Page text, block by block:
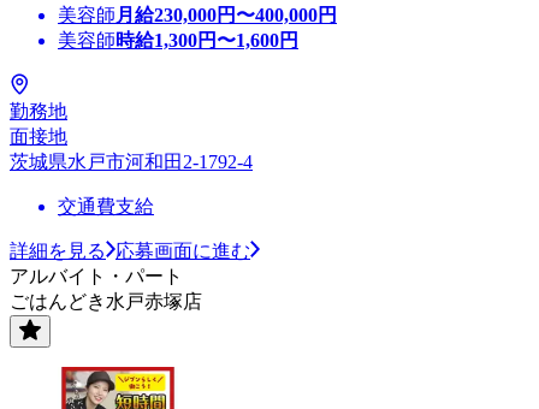
美容師 月給230,000円〜400,000円
美容師時給1,300円〜1,600円
勤務地
面接地
茨城県水戸市河和田2-1792-4
交通費支給
詳細を見る
応募画面に進む
アルバイト・パート
ごはんどき水戸赤塚店